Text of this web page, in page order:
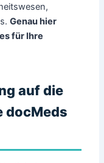
Genau hier
für Ihre
auf die
docMeds